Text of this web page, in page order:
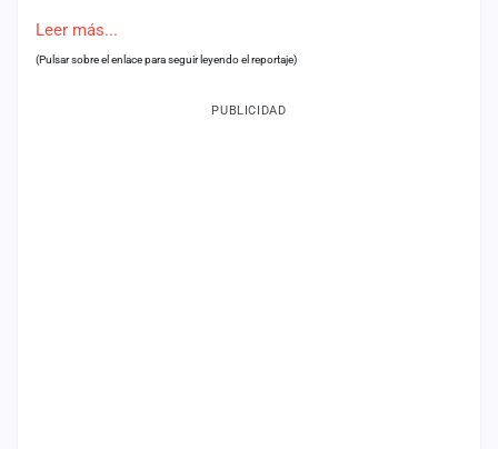
Leer más...
(Pulsar sobre el enlace para seguir leyendo el reportaje)
PUBLICIDAD